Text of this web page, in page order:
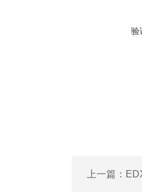
验
上一篇：